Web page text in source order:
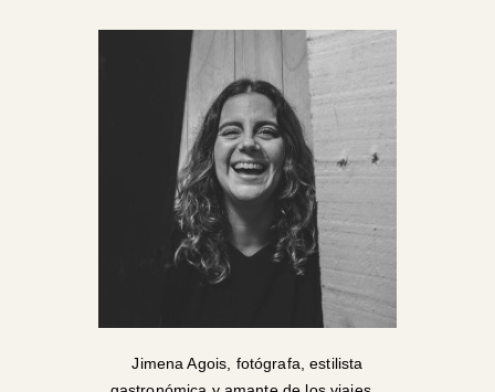
Jimena Agois, fotógrafa, estilista